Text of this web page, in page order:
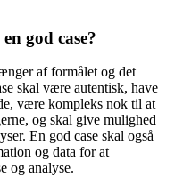
god case?
af formålet og det
skal være autentisk, have
være kompleks nok til at
og skal give mulighed
En god case skal også
og data for at
og analyse.